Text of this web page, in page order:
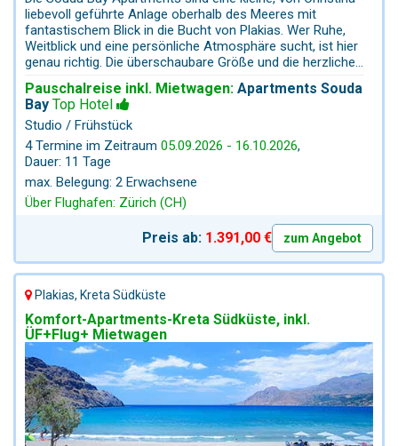
liebevoll geführte Anlage oberhalb des Meeres mit
fantastischem Blick in die Bucht von Plakias. Wer Ruhe,
Weitblick und eine persönliche Atmosphäre sucht, ist hier
genau richtig. Die überschaubare Größe und die herzliche
Urlaubsgefühl – fernab vom Massentourismus. Die Lage
ist ideal für Bade- und Entdeckungsurlaub im Süden
Kretas. Die schönsten Strände der Region – Souda Bay,
Plakias Beach und Damnoni Bay – sind schnell zu
erreichen. Auch die bekannten Strandhighlights wie
Triopetra und Agios Pavlos lassen sich von Plakias aus
gut als Tagesausflug planen. Kurzum: Die gute Lage
ermöglicht viele spannende Touren entlang der
das Frühstück auf der Terrasse am Pool – mit Blick aufs
Meer. Besser kann ein Urlaubstag kaum beginnen. Abends
laden hervorragende Tavernen in fußläufiger Nähe ein,
etwa in Souda. Natürlich finden Sie auch in Plakias selbst
oder im Bergdorf Myrthios sehr gute Restaurants mit
regionaler Küche und herrlichen Ausblicken.
Pauschalreise inkl. Mietwagen: Apartments Souda
Bay Top Hotel
Studio / Frühstück
4 Termine im Zeitraum 05.09.2026 - 16.10.2026,
Dauer: 11 Tage
max. Belegung: 2 Erwachsene
Über Flughafen: Zürich (CH)
Preis ab: 1.391,00 € zum Angebot
Plakias, Kreta Südküste
Komfort-Apartments-Kreta Südküste, inkl.
ÜF+Flug+ Mietwagen